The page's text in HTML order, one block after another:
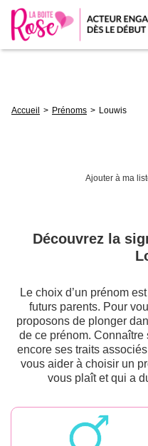
d'Ariane
Accueil Prénoms Louwis
Ajouter à ma
Découvrez la
Le choix d’un prénom
futurs parents. Pour
proposons de plonger
de ce prénom.
encore ses traits
vous aider à choisir un
vous plaît et qui a